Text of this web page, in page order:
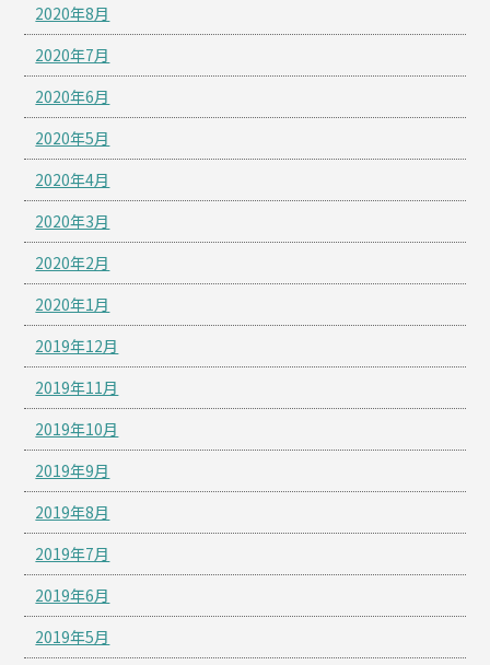
2020年8月
2020年7月
2020年6月
2020年5月
2020年4月
2020年3月
2020年2月
2020年1月
2019年12月
2019年11月
2019年10月
2019年9月
2019年8月
2019年7月
2019年6月
2019年5月